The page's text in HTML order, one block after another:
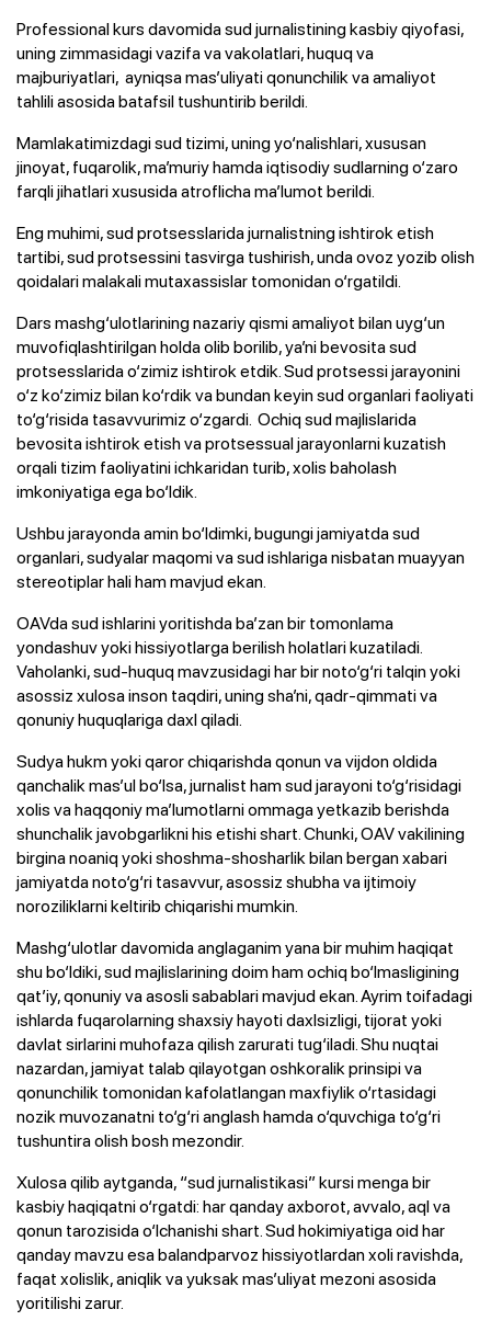
Professional kurs davomida sud jurnalistining kasbiy qiyofasi,
uning zimmasidagi vazifa va vakolatlari, huquq va
majburiyatlari, ayniqsa mas’uliyati qonunchilik va amaliyot
tahlili asosida batafsil tushuntirib berildi.
Mamlakatimizdagi sud tizimi, uning yo‘nalishlari, xususan
jinoyat, fuqarolik, ma’muriy hamda iqtisodiy sudlarning o‘zaro
farqli jihatlari xususida atroflicha ma’lumot berildi.
Eng muhimi, sud protsesslarida jurnalistning ishtirok etish
tartibi, sud protsessini tasvirga tushirish, unda ovoz yozib olish
qoidalari malakali mutaxassislar tomonidan o‘rgatildi.
Dars mashg‘ulotlarining nazariy qismi amaliyot bilan uyg‘un
muvofiqlashtirilgan holda olib borilib, ya’ni bevosita sud
protsesslarida o‘zimiz ishtirok etdik. Sud protsessi jarayonini
o‘z ko‘zimiz bilan ko‘rdik va bundan keyin sud organlari faoliyati
to‘g‘risida tasavvurimiz o‘zgardi. Ochiq sud majlislarida
bevosita ishtirok etish va protsessual jarayonlarni kuzatish
orqali tizim faoliyatini ichkaridan turib, xolis baholash
imkoniyatiga ega bo‘ldik.
Ushbu jarayonda amin bo‘ldimki, bugungi jamiyatda sud
organlari, sudyalar maqomi va sud ishlariga nisbatan muayyan
stereotiplar hali ham mavjud ekan.
OAVda sud ishlarini yoritishda ba’zan bir tomonlama
yondashuv yoki hissiyotlarga berilish holatlari kuzatiladi.
Vaholanki, sud-huquq mavzusidagi har bir noto‘g‘ri talqin yoki
asossiz xulosa inson taqdiri, uning sha’ni, qadr-qimmati va
qonuniy huquqlariga daxl qiladi.
Sudya hukm yoki qaror chiqarishda qonun va vijdon oldida
qanchalik mas’ul bo‘lsa, jurnalist ham sud jarayoni to‘g‘risidagi
xolis va haqqoniy ma’lumotlarni ommaga yetkazib berishda
shunchalik javobgarlikni his etishi shart. Chunki, OAV vakilining
birgina noaniq yoki shoshma-shosharlik bilan bergan xabari
jamiyatda noto‘g‘ri tasavvur, asossiz shubha va ijtimoiy
noroziliklarni keltirib chiqarishi mumkin.
Mashg‘ulotlar davomida anglaganim yana bir muhim haqiqat
shu bo‘ldiki, sud majlislarining doim ham ochiq bo‘lmasligining
qat’iy, qonuniy va asosli sabablari mavjud ekan. Ayrim toifadagi
ishlarda fuqarolarning shaxsiy hayoti daxlsizligi, tijorat yoki
davlat sirlarini muhofaza qilish zarurati tug‘iladi. Shu nuqtai
nazardan, jamiyat talab qilayotgan oshkoralik prinsipi va
qonunchilik tomonidan kafolatlangan maxfiylik o‘rtasidagi
nozik muvozanatni to‘g‘ri anglash hamda o‘quvchiga to‘g‘ri
tushuntira olish bosh mezondir.
Xulosa qilib aytganda, “sud jurnalistikasi” kursi menga bir
kasbiy haqiqatni o‘rgatdi: har qanday axborot, avvalo, aql va
qonun tarozisida o‘lchanishi shart. Sud hokimiyatiga oid har
qanday mavzu esa balandparvoz hissiyotlardan xoli ravishda,
faqat xolislik, aniqlik va yuksak mas’uliyat mezoni asosida
yoritilishi zarur.